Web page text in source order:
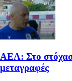
ΑΕΛ: Στο
μεταγραφές